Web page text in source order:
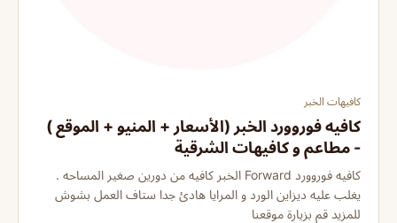
كافيهات الخبر
كافيه فوروورد الخبر (الأسعار + المنيو + الموقع )
- مطاعم و كافيهات الشرقية
كافيه فوروورد Forward الخبر كافيه من دورين صغير المساحه .
يغلب عليه ديزاين الورد و المرايا هادئ جدا ستاف العمل بشوش
للمزيد قم بزيارة موقعنا